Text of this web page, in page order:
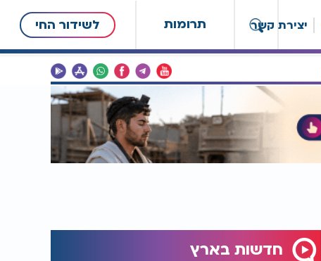
תרומות לשידור החי יצירת קשר
חדשות בארץ